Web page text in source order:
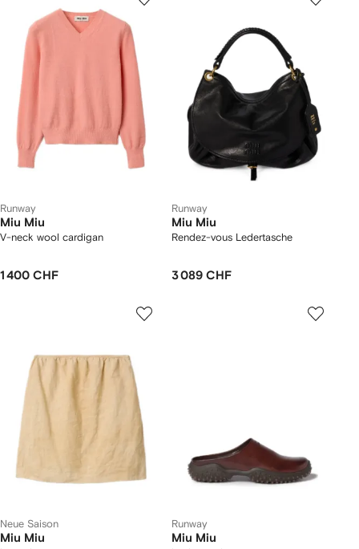
Runway
Miu Miu
V-neck wool cardigan
1 400 CHF
Runway
Miu Miu
Rendez-vous Ledertasche
3 089 CHF
Neue Saison
Miu Miu
Runway
Miu Miu